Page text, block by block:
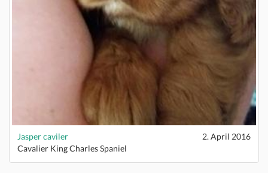
Jasper caviler
2. April 2016
Cavalier King Charles Spaniel